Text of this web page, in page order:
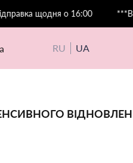
щодня о 16:00
RU UA